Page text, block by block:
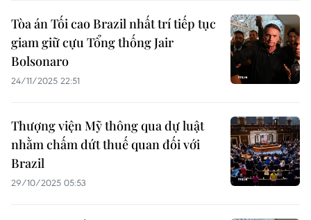
Tòa án Tối cao Brazil nhất trí tiếp tục
giam giữ cựu Tổng thống Jair
Bolsonaro
24/11/2025 22:51
Thượng viện Mỹ thông qua dự luật
nhằm chấm dứt thuế quan đối với
Brazil
29/10/2025 05:53